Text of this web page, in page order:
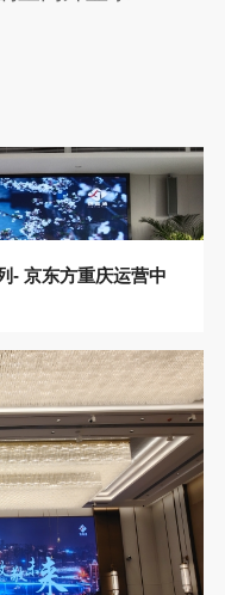
- 京东方重庆运营中